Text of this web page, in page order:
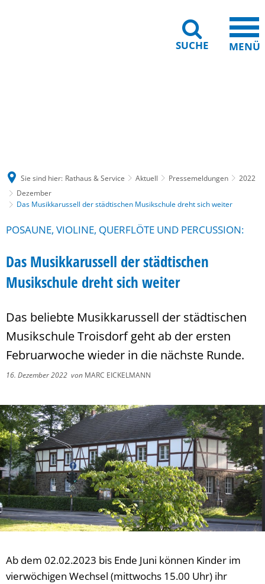
SUCHE MENÜ
Sie sind hier: Rathaus & Service Aktuell Pressemeldungen
2022
Dezember
Das Musikkarussell der städtischen Musikschule dreht sich weiter
POSAUNE, VIOLINE, QUERFLÖTE UND PERCUSSION:
Das Musikkarussell der städtischen
Musikschule dreht sich weiter
Das beliebte Musikkarussell der städtischen
Musikschule Troisdorf geht ab der ersten
Februarwoche wieder in die nächste Runde.
16. Dezember 2022 von MARC EICKELMANN
Ab dem 02.02.2023 bis Ende Juni können Kinder im
vierwöchigen Wechsel (mittwochs 15.00 Uhr) ihr